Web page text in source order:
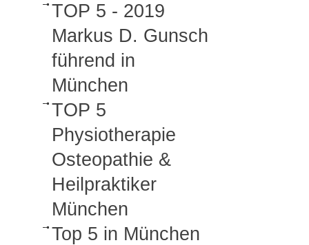
TOP 5 - 2019
Markus D. Gunsch
führend in
München
TOP 5
Physiotherapie
Osteopathie &
Heilpraktiker
München
Top 5 in München